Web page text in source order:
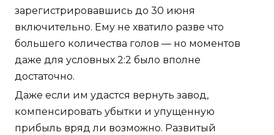
зарегистрировавшись до 30 июня
включительно. Ему не хватило разве что
большего количества голов — но моментов
даже для условных 2:2 было вполне
достаточно.
Даже если им удастся вернуть завод,
компенсировать убытки и упущенную
прибыль вряд ли возможно. Развитый